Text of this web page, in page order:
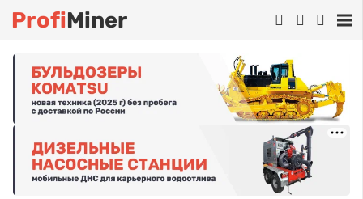
ProfiMiner